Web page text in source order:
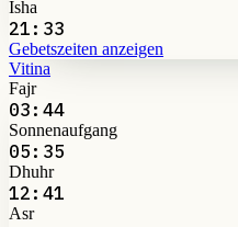
Isha
21:33
Gebetszeiten anzeigen
Vitina
Fajr
03:44
Sonnenaufgang
05:35
Dhuhr
12:41
Asr